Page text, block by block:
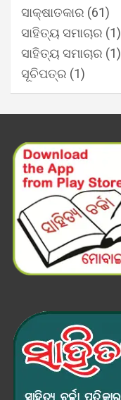
ସାକ୍ଷାତକାର (61)
ସାହିତ୍ୟ ସମାଚାର (1)
ସାହିତ୍ୟ ସମାଚାର (1)
ସୂଚିପତ୍ର (1)